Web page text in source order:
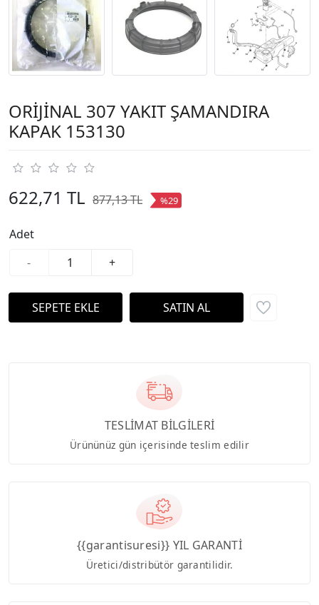
ORİJİNAL 307 YAKIT ŞAMANDIRA
KAPAK 153130
622,71 TL 877,13 TL %29
Adet
-
+
TESLİMAT BİLGİLERİ
Ürününüz gün içerisinde teslim edilir
{{garantisuresi}} YIL GARANTİ
Üretici/distribütör garantilidir.